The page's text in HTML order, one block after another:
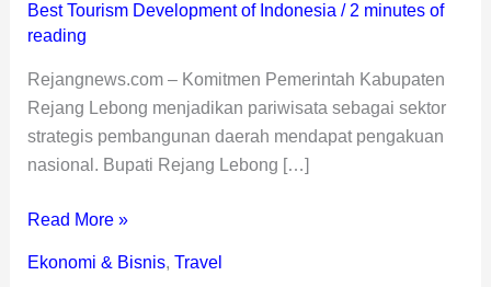
Best Tourism Development of Indonesia / 2 minutes of
reading
Rejangnews.com – Komitmen Pemerintah Kabupaten
Rejang Lebong menjadikan pariwisata sebagai sektor
strategis pembangunan daerah mendapat pengakuan
nasional. Bupati Rejang Lebong […]
Read More »
Ekonomi & Bisnis, Travel